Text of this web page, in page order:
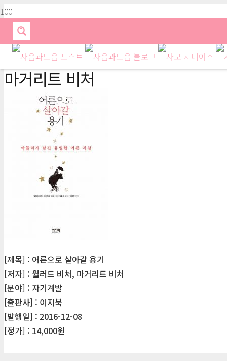
마거리트 비처
[제목] : 어른으로 살아갈 용기
[저자] : 윌러드 비처, 마거리트 비처
[분야] : 자기계발
[출판사] : 이지북
[발행일] : 2016-12-08
[정가] : 14,000원